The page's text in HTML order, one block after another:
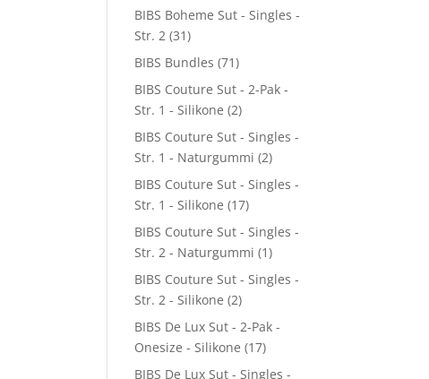
BIBS Boheme Sut - Singles -
Str. 2 (31)
BIBS Bundles (71)
BIBS Couture Sut - 2-Pak -
Str. 1 - Silikone (2)
BIBS Couture Sut - Singles -
Str. 1 - Naturgummi (2)
BIBS Couture Sut - Singles -
Str. 1 - Silikone (17)
BIBS Couture Sut - Singles -
Str. 2 - Naturgummi (1)
BIBS Couture Sut - Singles -
Str. 2 - Silikone (2)
BIBS De Lux Sut - 2-Pak -
Onesize - Silikone (17)
BIBS De Lux Sut - Singles -